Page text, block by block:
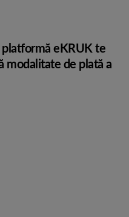
platformă eKRUK te
modalitate de plată a